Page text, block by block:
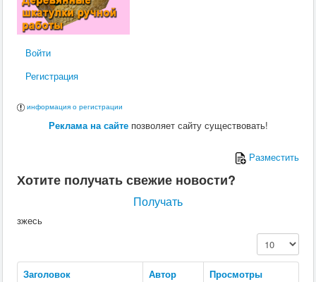
Войти
Регистрация
информация о регистрации
Реклама на сайтепозволяет сайту существовать!
Разместить
Хотите получать свежие новости?
Получать
зжесь
Кол-во строк:
Заголовок Автор
Просмотры